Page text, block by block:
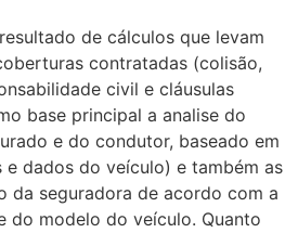
de cálculos que levam
contratadas (colisão,
civil e cláusulas
base principal a analise do
e do condutor, baseado em
e dados do veículo) e também as
da seguradora de acordo com a
do modelo do veículo. Quanto